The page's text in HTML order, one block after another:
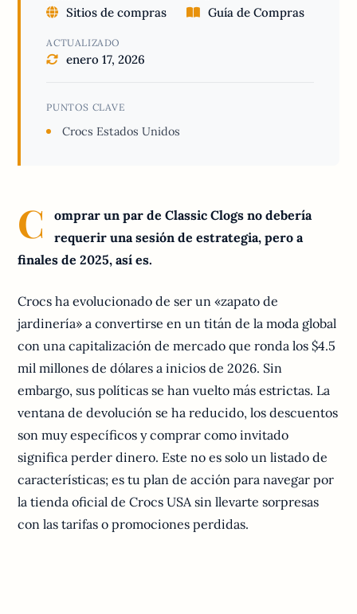
Sitios de compras Guía de Compras
ACTUALIZADO
enero 17, 2026
PUNTOS CLAVE
Crocs Estados Unidos
C
omprar un par de Classic Clogs no debería
requerir una sesión de estrategia, pero a
finales de 2025, así es.
Crocs ha evolucionado de ser un «zapato de
jardinería» a convertirse en un titán de la moda global
con una capitalización de mercado que ronda los $4.5
mil millones de dólares a inicios de 2026. Sin
embargo, sus políticas se han vuelto más estrictas. La
ventana de devolución se ha reducido, los descuentos
son muy específicos y comprar como invitado
significa perder dinero. Este no es solo un listado de
características; es tu plan de acción para navegar por
la tienda oficial de Crocs USA sin llevarte sorpresas
con las tarifas o promociones perdidas.